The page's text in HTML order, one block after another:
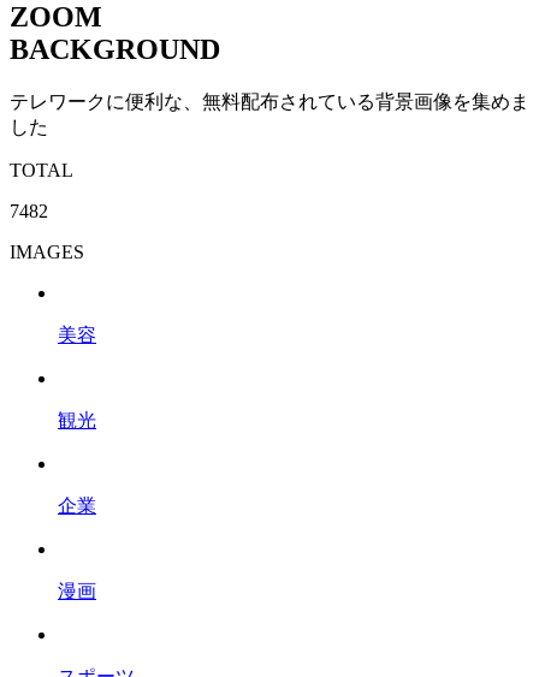
ZOOM
BACKGROUND
テレワークに便利な、無料配布されている背景画像を集めま
した
TOTAL
7482
IMAGES
美容
観光
企業
漫画